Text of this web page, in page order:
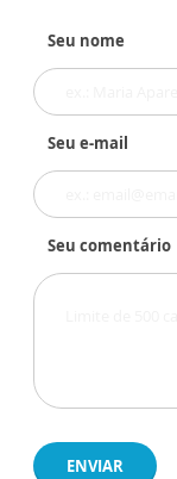
Seu nome
Seu e-mail
Seu comentário
ENVIAR